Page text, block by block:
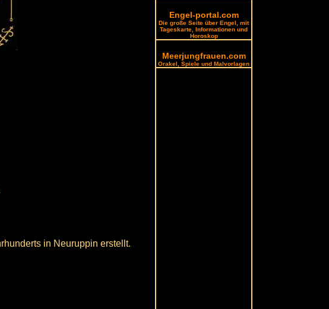
in Neuruppin erstellt.
Engel-portal.com
Die große Seite über Engel, mit
Tageskarte, Informationen und
Horoskop
Meerjungfrauen.com
Orakel, Spiele und Malvorlagen